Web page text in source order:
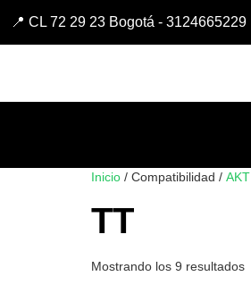
📍 CL 72 29 23 Bogotá - 3124665229
Inicio / Compatibilidad / AKT
TT
Mostrando los 9 resultados